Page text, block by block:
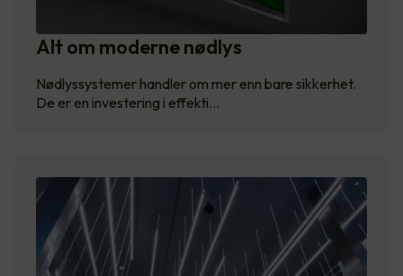
Alt om moderne nødlys
Nødlyssystemer handler om mer enn bare sikkerhet.
De er en investering i effekti…